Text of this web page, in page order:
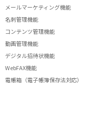
メールマーケティング機能
名刺管理機能
コンテンツ管理機能
動画管理機能
デジタル招待状機能
WebFAX機能
電帳箱（電子帳簿保存法対応）